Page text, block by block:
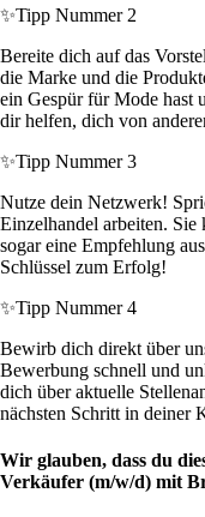
✨Tipp Nummer 2
Bereite dich auf das
die Marke und die
ein Gespür für Mode hast
dir helfen, dich von
✨Tipp Nummer 3
Nutze dein Netzwerk!
Einzelhandel arbeiten.
sogar eine Empfehlung
Schlüssel zum Erfolg!
✨Tipp Nummer 4
Bewirb dich direkt über
Bewerbung schnell und
dich über aktuelle
nächsten Schritt in deiner
Wir glauben, dass du
Verkäufer (m/w/d) mit